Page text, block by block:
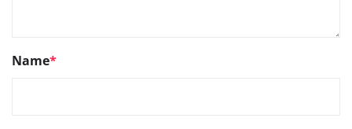
Name*